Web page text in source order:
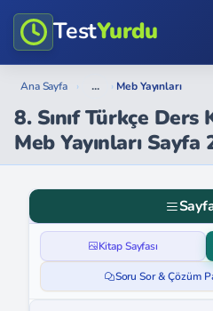
TestYurdu
Ana Sayfa › ... › Meb Yayınları
8. Sınıf Türkçe Ders
Meb Yayınları Sayfa
Kitap Sayfası
Soru Sor & Çözüm